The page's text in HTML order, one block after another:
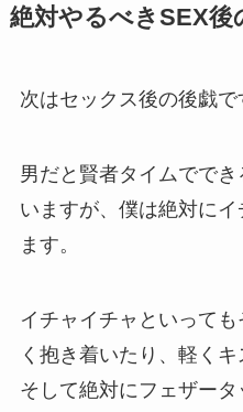
絶対やるべきSEX後
次はセックス後の後戯で
男だと賢者タイムでで
いますが、僕は絶対に
ます。
イチャイチャといって
く抱き着いたり、軽くキ
そして絶対にフェザータ